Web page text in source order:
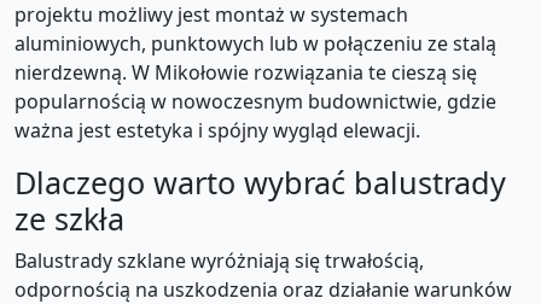
projektu możliwy jest montaż w systemach
aluminiowych, punktowych lub w połączeniu ze stalą
nierdzewną. W Mikołowie rozwiązania te cieszą się
popularnością w nowoczesnym budownictwie, gdzie
ważna jest estetyka i spójny wygląd elewacji.
Dlaczego warto wybrać balustrady
ze szkła
Balustrady szklane wyróżniają się trwałością,
odpornością na uszkodzenia oraz działanie warunków